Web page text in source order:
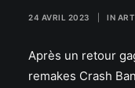
24 AVRIL 2023 IN
Après un retour
remakes Crash